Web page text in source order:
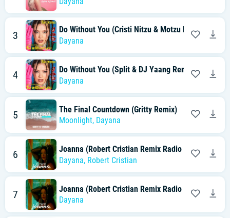
3
Do Without You (Cristi Nitzu & Motzu Remix)
Dayana
4
Do Without You (Split & DJ Yaang Remix)
Dayana
5
The Final Countdown (Gritty Remix)
Moonlight, Dayana
6
Joanna (Robert Cristian Remix Radio Edit)
Dayana, Robert Cristian
7
Joanna (Robert Cristian Remix Radio Edit)
Dayana